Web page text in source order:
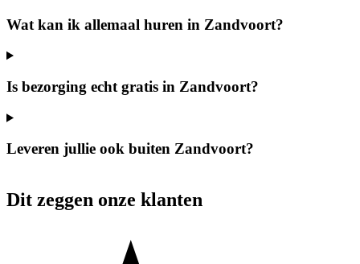
Wat kan ik allemaal huren in Zandvoort?
Is bezorging echt gratis in Zandvoort?
Leveren jullie ook buiten Zandvoort?
Dit zeggen onze klanten